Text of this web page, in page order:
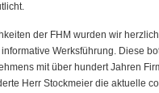
der FHM wurden wir
Werksführung. Diese
mit über hundert Jahren
Herr Stockmeier die aktuelle